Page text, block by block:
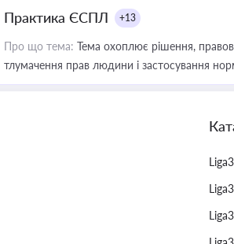
Практика ЄСПЛ +13
Про що тема: Тема охоплює рішення,
тлумачення прав людини і застосування